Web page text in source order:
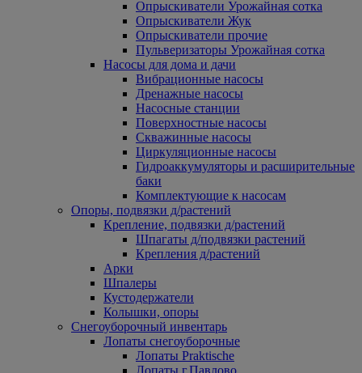
Опрыскиватели Урожайная сотка
Опрыскиватели Жук
Опрыскиватели прочие
Пульверизаторы Урожайная сотка
Насосы для дома и дачи
Вибрационные насосы
Дренажные насосы
Насосные станции
Поверхностные насосы
Скважинные насосы
Циркуляционные насосы
Гидроаккумуляторы и расширительные
баки
Комплектующие к насосам
Опоры, подвязки д/растений
Крепление, подвязки д/растений
Шпагаты д/подвязки растений
Крепления д/растений
Арки
Шпалеры
Кустодержатели
Колышки, опоры
Снегоуборочный инвентарь
Лопаты снегоуборочные
Лопаты Praktische
Лопаты г.Павлово